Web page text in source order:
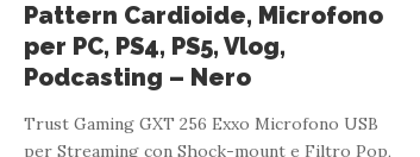
Pattern Cardioide, Microfono
per PC, PS4, PS5, Vlog,
Podcasting – Nero
Trust Gaming GXT 256 Exxo Microfono USB
per Streaming con Shock-mount e Filtro Pop,